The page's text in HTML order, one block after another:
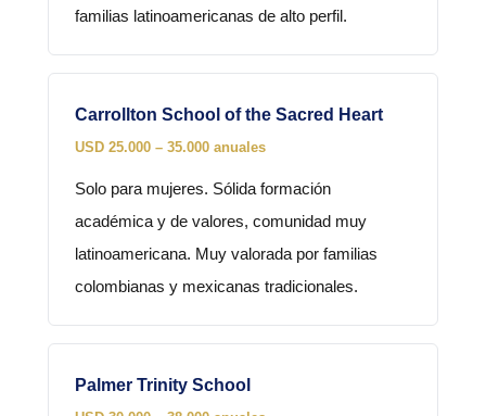
familias latinoamericanas de alto perfil.
Carrollton School of the Sacred Heart
USD 25.000 – 35.000 anuales
Solo para mujeres. Sólida formación
académica y de valores, comunidad muy
latinoamericana. Muy valorada por familias
colombianas y mexicanas tradicionales.
Palmer Trinity School